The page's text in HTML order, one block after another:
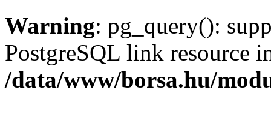
Warning: pg_query():
PostgreSQL link resource
/data/www/borsa.hu/